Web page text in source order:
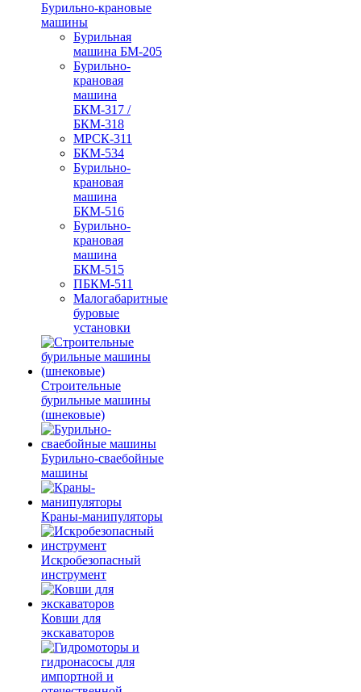
Бурильно-крановые
машины
Бурильная
машина БМ-205
Бурильно-
крановая
машина
БКМ-317 /
БКМ-318
МРСК-311
БКМ-534
Бурильно-
крановая
машина
БКМ-516
Бурильно-
крановая
машина
БКМ-515
ПБКМ-511
Малогабаритные
буровые
установки
Строительные
бурильные машины
(шнековые)
Бурильно-сваебойные
машины
Краны-манипуляторы
Искробезопасный
инструмент
Ковши для
экскаваторов